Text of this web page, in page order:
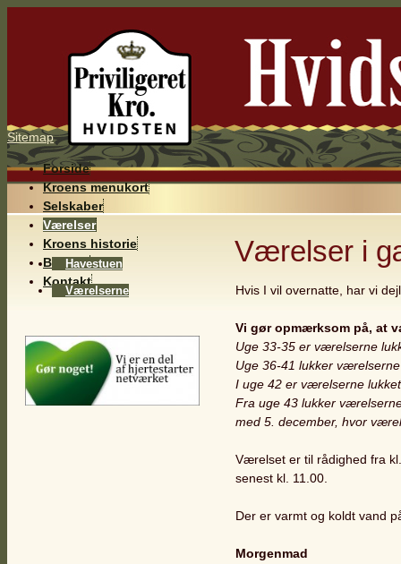
Sitemap
Forside
Kroens menukort
Selskaber
Værelser
Kroens historie
Billeder
Kontakt
Havestuen
Værelserne
Værelser i
Hvis I vil overnatte, har vi
Vi gør opmærksom på, at
Uge 33-35 er værelserne
Uge 36-41 lukker
I uge 42 er værelserne
Fra uge 43 lukker
med 5. december, hvor
Værelset er til rådighed fra
senest kl. 11.00.
Der er varmt og koldt vand
Morgenmad